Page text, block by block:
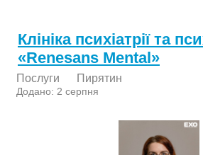
Клініка психіатрії та
«Renesans Mental»
Послуги Пирятин
Додано: 2 серпня